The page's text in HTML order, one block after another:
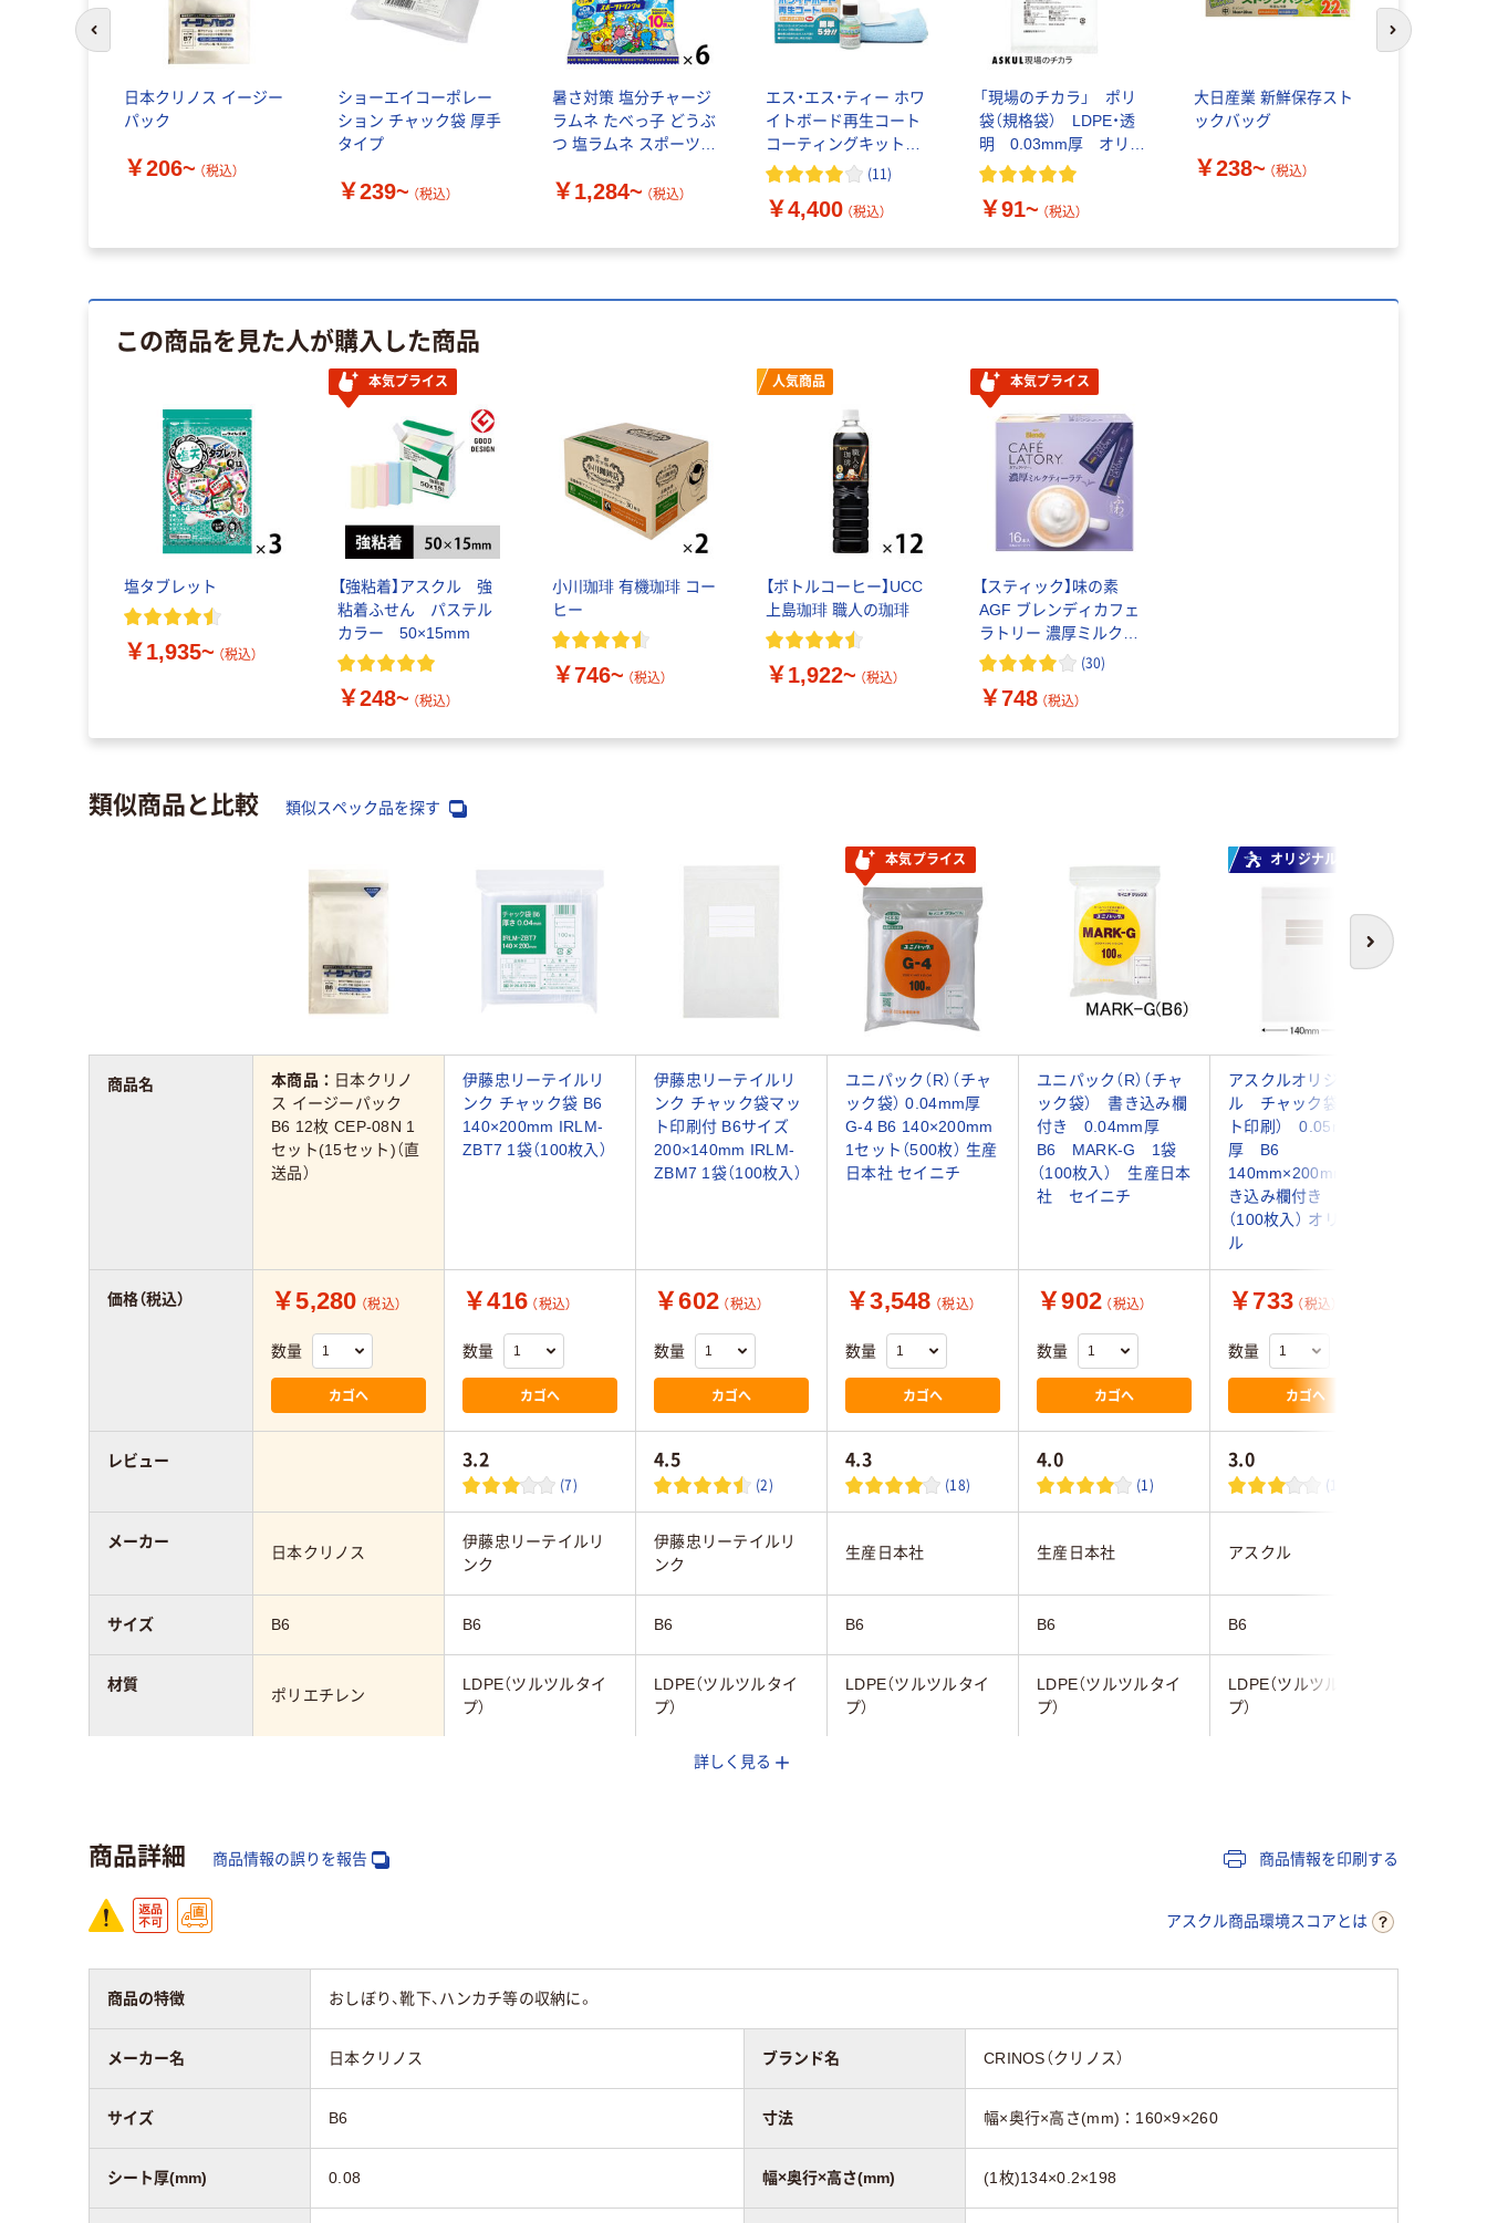
日本クリノス イージー
パック
￥206~ （税込）
ショーエイコーポレー
ション チャック袋 厚手
タイプ
￥239~ （税込）
暑さ対策 塩分チャージ
ラムネ たべっ子 どうぶ
つ 塩ラムネ スポーツド
￥1,284~ （税込）
エス・エス・ティー ホワ
イトボード再生コート
コーティングキット
40004-40 1セット
(11)
￥4,400 （税込）
「現場のチカラ」 ポリ
袋（規格袋） LDPE・透
明 0.03mm厚 オリジ
ナル
￥91~ （税込）
大日産業 新鮮保存スト
ックバッグ
￥238~ （税込）
前のスライドへ 次のスライド
この商品を見た人が購入した商品
塩タブレット
￥1,935~ （税込）
本気プライス
【強粘着】アスクル 強
粘着ふせん パステル
カラー 50×15mm
￥248~ （税込）
小川珈琲 有機珈琲 コー
ヒー
￥746~ （税込）
人気商品
【ボトルコーヒー】UCC
上島珈琲 職人の珈琲
￥1,922~ （税込）
本気プライス
【スティック】味の素
AGF ブレンディカフェ
ラトリー 濃厚ミルクテ
ィーラテ 1箱（16本入）
(30)
￥748 （税込）
類似商品と比較 類似スペック品を探す
次へ
本気プライス オリジナル
本商品： 日本クリノ
ス イージーパック
B6 12枚 CEP-08N 1
セット(15セット)（直
送品）
伊藤忠リーテイルリ
ンク チャック袋 B6
140×200mm IRLM-
ZBT7 1袋（100枚入）
伊藤忠リーテイルリ
ンク チャック袋マッ
ト印刷付 B6サイズ
200×140mm IRLM-
ZBM7 1袋（100枚入）
ユニパック（R）（チャ
ック袋） 0.04mm厚
G-4 B6 140×200mm
1セット（500枚） 生産
日本社 セイニチ
ユニパック（R）（チャ
ック袋） 書き込み欄
付き 0.04mm厚
B6 MARK-G 1袋
（100枚入） 生産日本
社 セイニチ
アスクルオリジナ
ル チャック袋（マッ
ト印刷） 0.05mm
厚 B6
140mm×200mm 書
き込み欄付き 1袋
（100枚入） オリジナ
ル
￥5,280 （税込）
数量
カゴへ
￥416 （税込）
数量
カゴへ
￥602 （税込）
数量
カゴへ
￥3,548 （税込）
数量
カゴへ
￥902 （税込）
数量
カゴへ
￥733 （税込）
数量
カゴへ
3.2
(7)
4.5
(2)
4.3
(18)
4.0
(1)
3.0
(1)
日本クリノス
伊藤忠リーテイルリ
ンク
伊藤忠リーテイルリ
ンク
生産日本社 生産日本社 アスクル
B6 B6 B6 B6 B6 B6
ポリエチレン
LDPE（ツルツルタイ
プ）
LDPE（ツルツルタイ
プ）
LDPE（ツルツルタイ
プ）
LDPE（ツルツルタイ
プ）
LDPE（ツルツルタイ
プ）
商品名
価格（税込）
レビュー
メーカー
サイズ
材質
詳しく見る
商品詳細 商品情報の誤りを報告 商品情報を印刷する
アスクル商品環境スコアとは
商品の特徴 おしぼり、靴下、ハンカチ等の収納に。
メーカー名 日本クリノス ブランド名 CRINOS（クリノス）
サイズ B6 寸法 幅×奥行×高さ(mm)：160×9×260
シート厚(mm) 0.08 幅×奥行×高さ(mm) (1枚)134×0.2×198